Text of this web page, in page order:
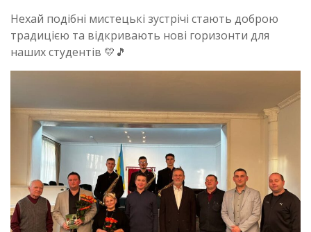
Нехай подібні мистецькі зустрічі стають доброю
традицією та відкривають нові горизонти для
наших студентів 💛🎵